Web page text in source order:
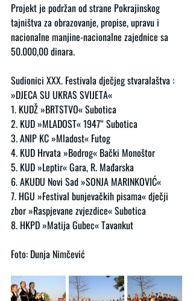
Projekt je podržan od strane Pokrajinskog
tajništva za obrazovanje, propise, upravu i
nacionalne manjine-nacionalne zajednice sa
50.000,00 dinara.
Sudionici XXX. Festivala dječjeg stvaralaštva :
»DJECA SU UKRAS SVIJETA«
1. KUDŽ »BRTSTVO« Subotica
2. KUD »MLADOST« 1947“ Subotica
3. ANIP KC »Mladost« Futog
4. KUD Hrvata »Bodrog« Bački Monoštor
5. KUD »Leptir« Gara, R. Mađarska
6. AKUDU Novi Sad »SONJA MARINKOVIĆ«
7. HGU »Festival bunjevačkih pisama« dječji
zbor »Raspjevane zvjezdice« Subotica
8. HKPD »Matija Gubec« Tavankut
Foto: Dunja Nimčević